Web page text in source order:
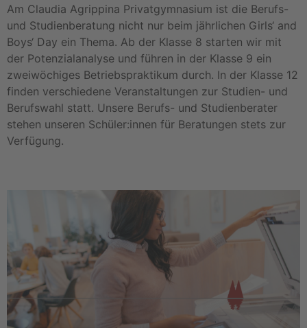
Am Claudia Agrippina Privatgymnasium ist die Berufs-
und Studienberatung nicht nur beim jährlichen Girls‘ and
Boys‘ Day ein Thema. Ab der Klasse 8 starten wir mit
der Potenzialanalyse und führen in der Klasse 9 ein
zweiwöchiges Betriebspraktikum durch. In der Klasse 12
finden verschiedene Veranstaltungen zur Studien- und
Berufswahl statt. Unsere Berufs- und Studienberater
stehen unseren Schüler:innen für Beratungen stets zur
Verfügung.